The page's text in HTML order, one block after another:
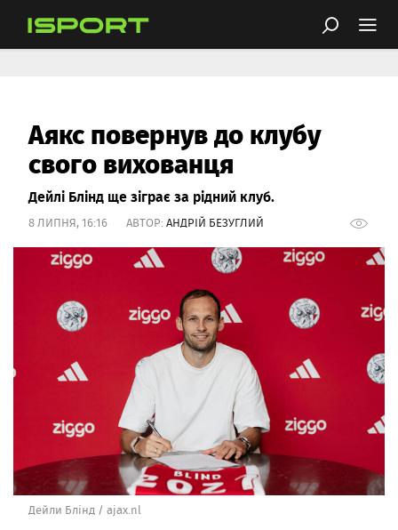
Аякс повернув до клубу
свого вихованця
Дейлі Блінд ще зіграє за рідний клуб.
8 ЛИПНЯ, 16:16 АВТОР: АНДРІЙ БЕЗУГЛИЙ
Дейли Блінд / ajax.nl